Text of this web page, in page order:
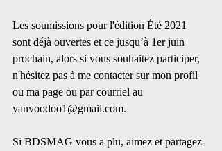
Les soumissions pour l'édition Été 2021
sont déjà ouvertes et ce jusqu’à 1er juin
prochain, alors si vous souhaitez participer,
n'hésitez pas à me contacter sur mon profil
ou ma page ou par courriel au
yanvoodoo1@gmail.com.
Si BDSMAG vous a plu, aimez et partagez-